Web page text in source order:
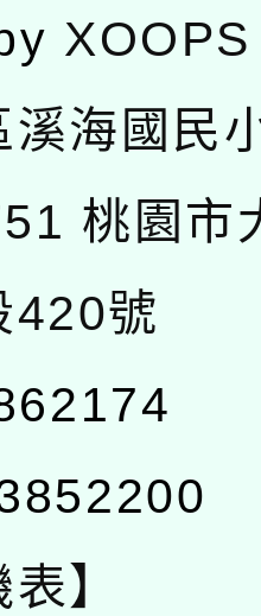
XOOPS
溪海國民
桃園市
420號
】